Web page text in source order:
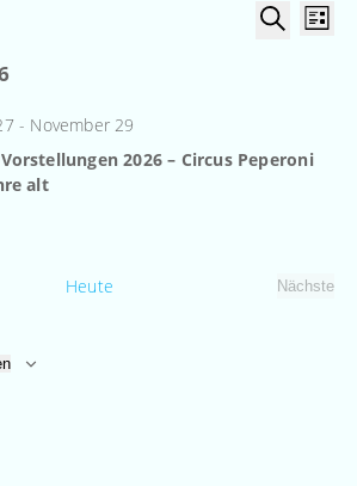
Liste
2026 – Circus Peperoni
alt
- November 29
Heute
Nächste